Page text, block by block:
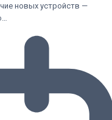
новых устройств —